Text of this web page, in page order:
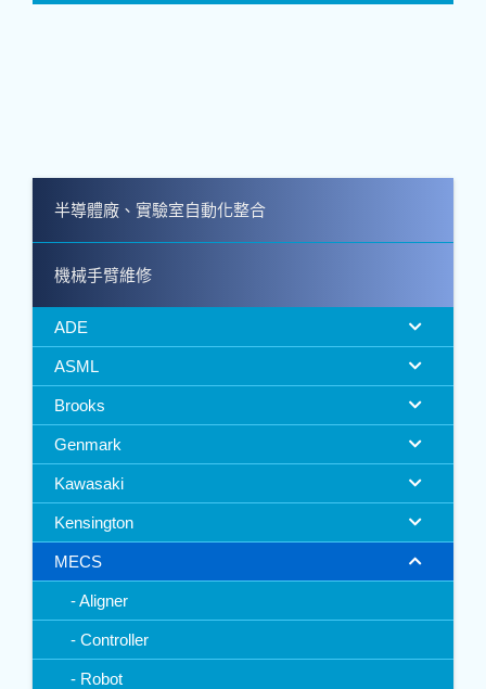
半導體廠、實驗室自動化整合
機械手臂維修
ADE
ASML
Brooks
Genmark
Kawasaki
Kensington
MECS
Aligner
Controller
Robot